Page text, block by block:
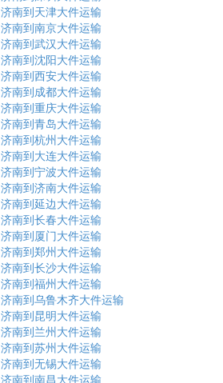
济南到天津大件运输
济南到南京大件运输
济南到武汉大件运输
济南到沈阳大件运输
济南到西安大件运输
济南到成都大件运输
济南到重庆大件运输
济南到青岛大件运输
济南到杭州大件运输
济南到大连大件运输
济南到宁波大件运输
济南到济南大件运输
济南到延边大件运输
济南到长春大件运输
济南到厦门大件运输
济南到郑州大件运输
济南到长沙大件运输
济南到福州大件运输
济南到乌鲁木齐大件运输
济南到昆明大件运输
济南到兰州大件运输
济南到苏州大件运输
济南到无锡大件运输
济南到南昌大件运输